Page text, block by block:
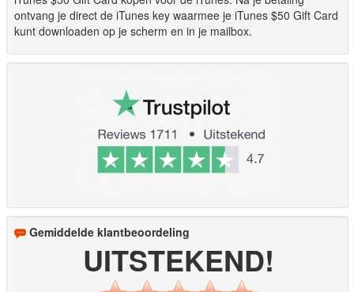
ontvang je direct de iTunes key waarmee je iTunes $50 Gift Card
kunt downloaden op je scherm en in je mailbox.
Gemiddelde klantbeoordeling
UITSTEKEND!